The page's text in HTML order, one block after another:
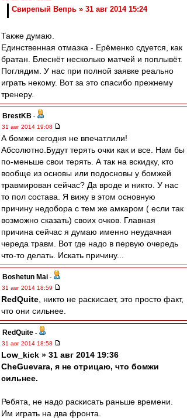
Свирепый Вепрь » 31 авг 2014 15:24
Также думаю.
Единственная отмазка - Ерёменко сдуется, как
братан. Блеснёт несколько матчей и поплывёт.
Поглядим. У нас при полной заявке реально
играть некому. Вот за это спасибо прежнему
тренеру.
BrestKB -
31 авг 2014 19:08
А бомжи сегодня не впечатлили!
Абсолютно.Будут терять очки как и все. Нам бы
по-меньше свои терять. А так на вскидку, кто
вообще из основы или подосновы у бомжей
травмирован сейчас? Да вроде и никто. У нас
то пол состава. Я вижу в этом основную
причину недобора с тем же амкаром ( если так
возможно сказать) своих очков. Главная
причина сейчас я думаю именно неудачная
череда травм. Вот где надо в первую очередь
что-то делать. Искать причину...
Boshetun Mai -
31 авг 2014 18:59
RedQuite , никто не раскисает, это просто факт,
что они сильнее.
RedQuite -
31 авг 2014 18:58
Low_kick » 31 авг 2014 19:36
CheGuevara, я не отрицаю, что бомжи
сильнее.
Ребята, не надо раскисать раньше времени.
Им играть на два фронта.